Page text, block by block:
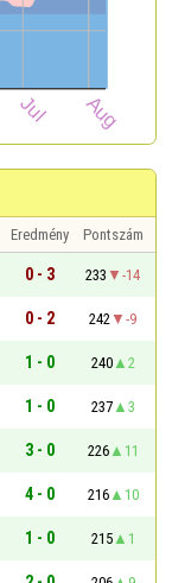
Eredmény
Pontszám
0 - 3 233
-14
0 - 2 242
-9
1 - 0 240
2
1 - 0 237
3
3 - 0 226
11
4 - 0 216
10
1 - 0 215
1